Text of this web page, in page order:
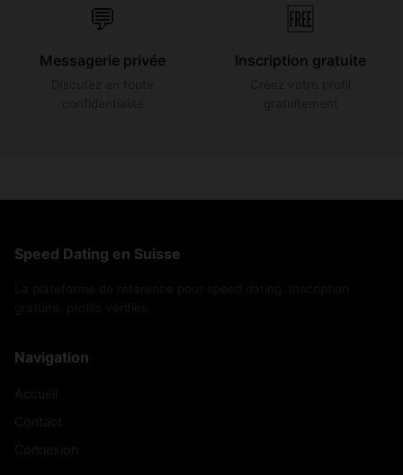
💬
Messagerie privée
🆓
Inscription gratuite
Speed Dating en Suisse
Navigation